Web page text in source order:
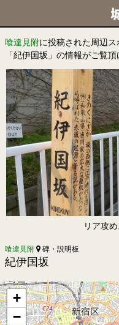
喰違見附に投稿された周辺ス
「紀伊国坂」の情報がご覧頂
リア攻
喰違見附 碑・説明板
紀伊国坂
+
−